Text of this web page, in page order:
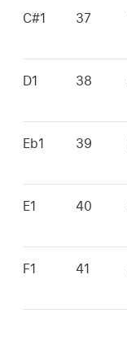
C#1 37
D1 38
Eb1 39
E1 40
F1 41